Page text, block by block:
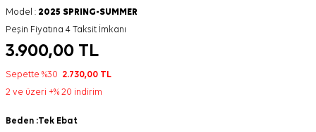
Model : 2025 SPRING-SUMMER
Peşin Fiyatına 4 Taksit İmkanı
3.900,00 TL
Sepette %30 2.730,00 TL
2 ve üzeri +% 20 indirim
Beden :Tek Ebat